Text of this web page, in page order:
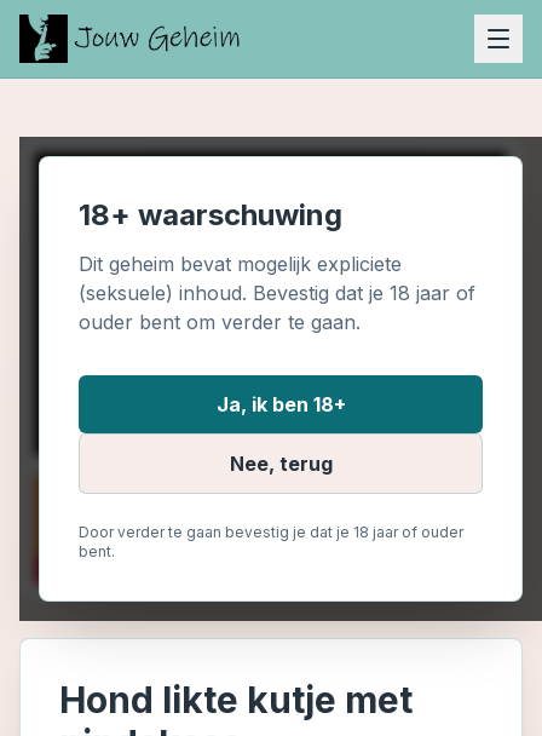
18+ waarschuwing
Dit geheim bevat mogelijk expliciete
(seksuele) inhoud. Bevestig dat je 18 jaar of
ouder bent om verder te gaan.
Ja, ik ben 18+
Nee, terug
Door verder te gaan bevestig je dat je 18 jaar of ouder
bent.
Hond likte kutje met